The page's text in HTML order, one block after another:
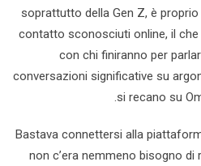
soprattutto della Gen Z, è
contatto sconosciuti online, il
con chi finiranno per
conversazioni significative su
si recano su
Bastava connettersi alla
non c’era nemmeno bisogno di